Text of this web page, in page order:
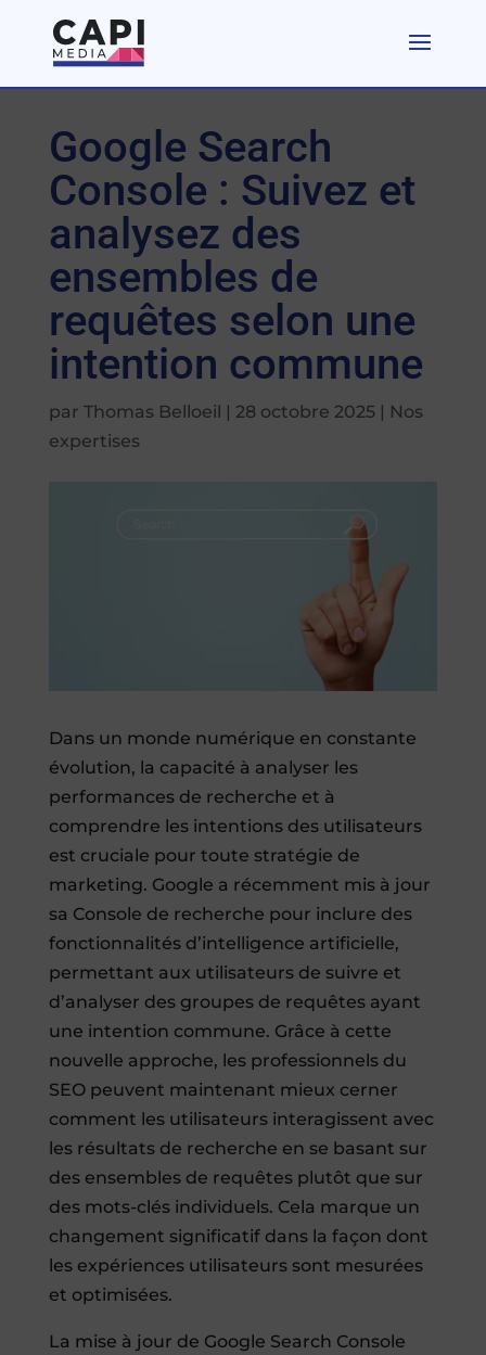
Google Search
Console : Suivez et
analysez des
ensembles de
requêtes selon une
intention commune
par Thomas Belloeil | 28 octobre 2025| Nos
expertises
Dans un monde numérique en constante
évolution, la capacité à analyser les
performances de recherche et à
comprendre les intentions des utilisateurs
est cruciale pour toute stratégie de
marketing. Google a récemment mis à jour
sa Console de recherche pour inclure des
fonctionnalités d’intelligence artificielle,
permettant aux utilisateurs de suivre et
d’analyser des groupes de requêtes ayant
une intention commune. Grâce à cette
nouvelle approche, les professionnels du
SEO peuvent maintenant mieux cerner
comment les utilisateurs interagissent avec
les résultats de recherche en se basant sur
des ensembles de requêtes plutôt que sur
des mots-clés individuels. Cela marque un
changement significatif dans la façon dont
les expériences utilisateurs sont mesurées
et optimisées.
La mise à jour de Google Search Console